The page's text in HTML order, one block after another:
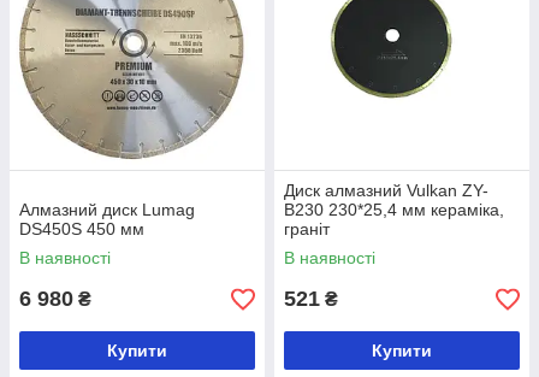
Алмазний диск Lumag
DS450S 450 мм
В наявності
6 980 ₴
Купити
Диск алмазний Vulkan ZY-
B230 230*25,4 мм кераміка,
граніт
В наявності
521 ₴
Купити